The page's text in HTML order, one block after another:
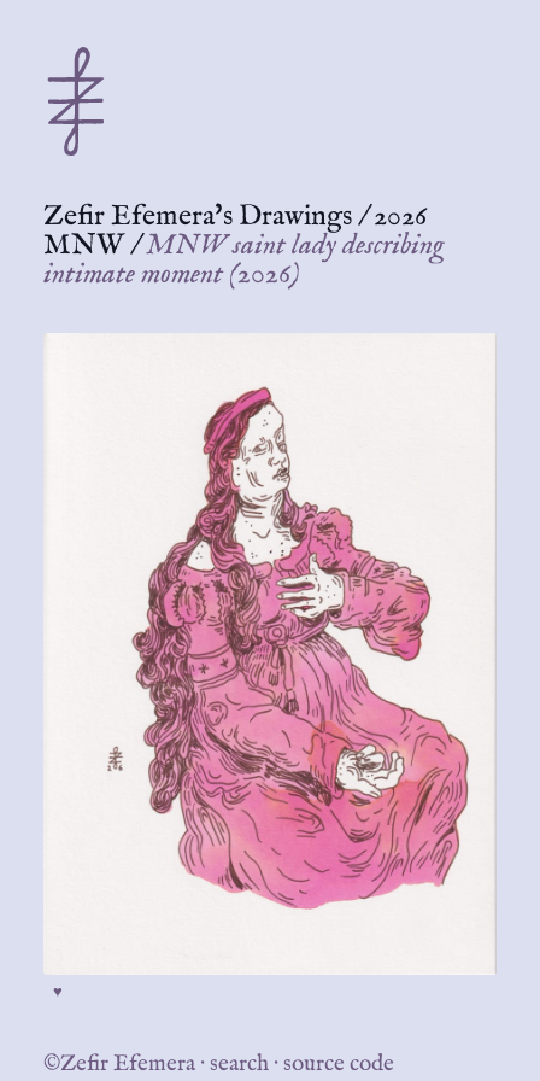
Zefir Efemera's Drawings/2026
MNW/MNW saint lady describing
intimate moment (2026)
♥
©Zefir Efemera ·search ·source code